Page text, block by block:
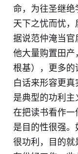
命，为往圣继绝
天下之忧而忧，
据说范仲淹当官
他大量购置田产
根基），更多
白话来形容更
是典型的功利
在把读书看作
是目的性很强
很功利，目的